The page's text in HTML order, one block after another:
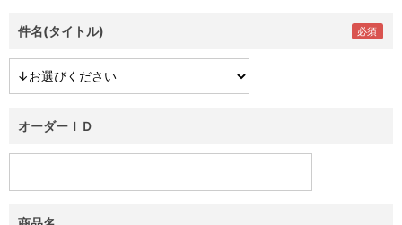
件名(タイトル)
オーダーＩＤ